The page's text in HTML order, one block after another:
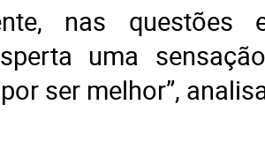
nas questões
uma
ser melhor”,